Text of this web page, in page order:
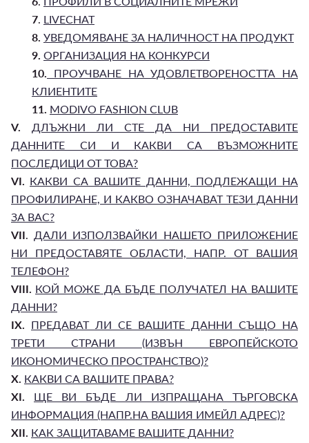
7. LIVECHAT
8. УВЕДОМЯВАНЕ ЗА НАЛИЧНОСТ НА ПРОДУКТ
9. ОРГАНИЗАЦИЯ НА КОНКУРСИ
10. ПРОУЧВАНЕ НА УДОВЛЕТВОРЕНОСТТА НА
КЛИЕНТИТЕ
11. MODIVO FASHION CLUB
V.
ДЛЪЖНИ ЛИ СТЕ ДА НИ ПРЕДОСТАВИТЕ
ДАННИТЕ СИ И КАКВИ СА ВЪЗМОЖНИТЕ
ПОСЛЕДИЦИ ОТ ТОВА?
VI. КАКВИ СА ВАШИТЕ ДАННИ, ПОДЛЕЖАЩИ НА
ПРОФИЛИРАНЕ, И КАКВО ОЗНАЧАВАТ ТЕЗИ ДАННИ
ЗА ВАС?
VII. ДАЛИ ИЗПОЛЗВАЙКИ НАШЕТО ПРИЛОЖЕНИЕ
НИ ПРЕДОСТАВЯТЕ ОБЛАСТИ, НАПР. ОТ ВАШИЯ
ТЕЛЕФОН?
VIII. КОЙ МОЖЕ ДА БЪДЕ ПОЛУЧАТЕЛ НА ВАШИТЕ
ДАННИ?
IX. ПРЕДАВАТ ЛИ СЕ ВАШИТЕ ДАННИ СЪЩО НА
ТРЕТИ СТРАНИ (ИЗВЪН ЕВРОПЕЙСКОТО
ИКОНОМИЧЕСКО ПРОСТРАНСТВО)?
X. КАКВИ СА ВАШИТЕ ПРАВА?
XI.
ЩЕ ВИ БЪДЕ ЛИ ИЗПРАЩАНА ТЪРГОВСКА
ИНФОРМАЦИЯ (НАПР.НА ВАШИЯ ИМЕЙЛ АДРЕС)?
XII. КАК ЗАЩИТАВАМЕ ВАШИТЕ ДАННИ?